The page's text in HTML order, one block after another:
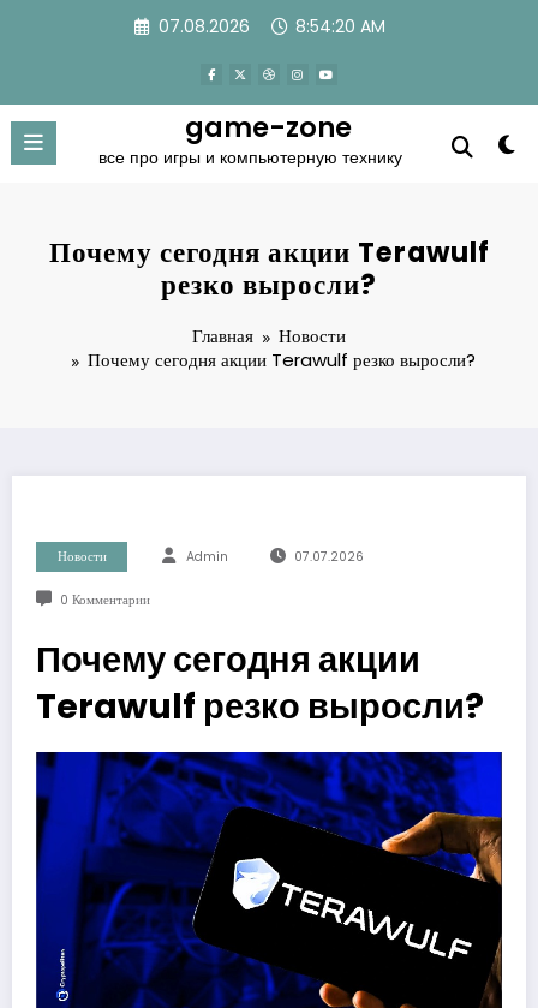
07.08.2026 8:54:20 AM
game-zone
все про игры и компьютерную технику
Почему сегодня акции Terawulf
резко выросли?
Главная
Новости
Почему сегодня акции Terawulf резко выросли?
Новости Admin 07.07.2026
0 Комментарии
Почему сегодня акции
Terawulf резко выросли?